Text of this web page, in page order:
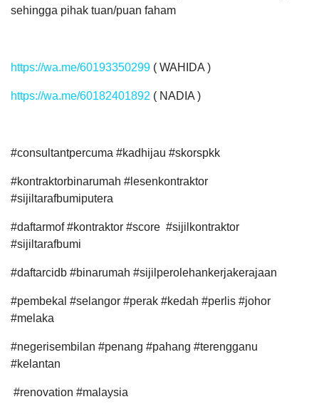
sehingga pihak tuan/puan faham
https://wa.me/60193350299 ( WAHIDA )
https://wa.me/60182401892 ( NADIA )
#consultantpercuma #kadhijau #skorspkk
#kontraktorbinarumah #lesenkontraktor
#sijiltarafbumiputera
#daftarmof #kontraktor #score #sijilkontraktor
#sijiltarafbumi
#daftarcidb #binarumah #sijilperolehankerjakerajaan
#pembekal #selangor #perak #kedah #perlis #johor
#melaka
#negerisembilan #penang #pahang #terengganu
#kelantan
#renovation #malaysia